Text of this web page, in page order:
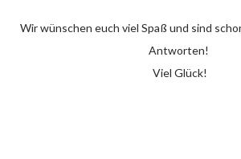
Wir wünschen euch viel Spaß und sind schon gespannt auf eure
Antworten!
Viel Glück!